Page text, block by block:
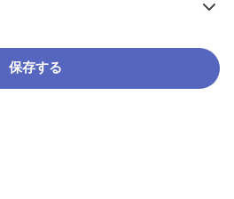
いて お問い合わせ
保存する